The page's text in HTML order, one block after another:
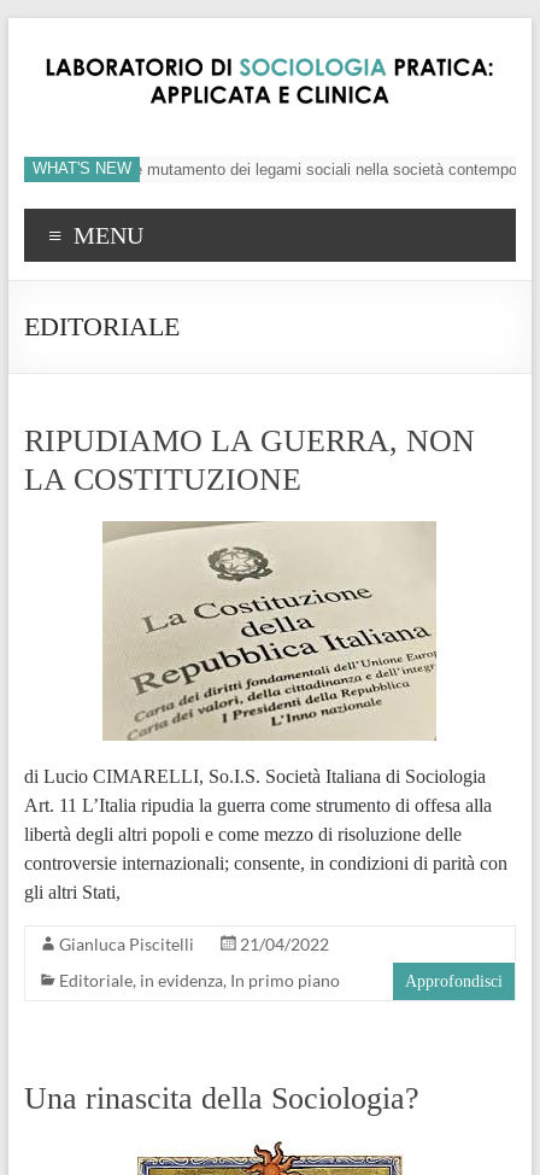
WHAT'S NEW
dei valori e mutamento dei legami sociali nella società contemporanea
MENU
EDITORIALE
RIPUDIAMO LA GUERRA, NON
LA COSTITUZIONE
di Lucio CIMARELLI, So.I.S. Società Italiana di Sociologia
Art. 11 L’Italia ripudia la guerra come strumento di offesa alla
libertà degli altri popoli e come mezzo di risoluzione delle
controversie internazionali; consente, in condizioni di parità con
gli altri Stati,
Gianluca Piscitelli
21/04/2022
Editoriale, in evidenza, In primo piano Approfondisci
Una rinascita della Sociologia?